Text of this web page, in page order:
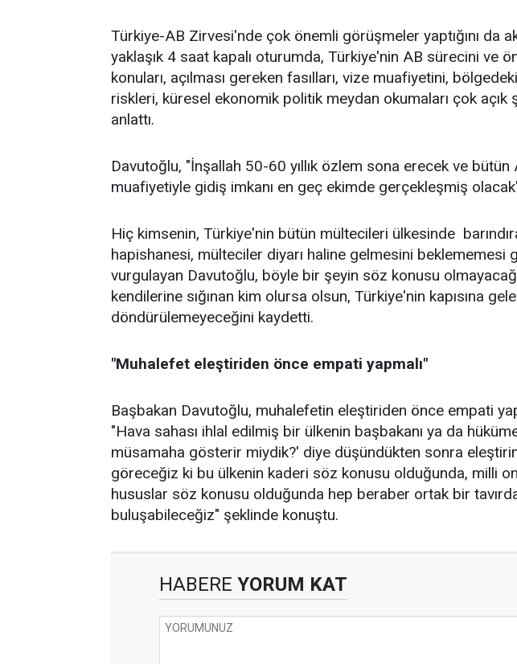
Türkiye-AB Zirvesi'nde çok önemli görüşmeler yaptığını da
yaklaşık 4 saat kapalı oturumda, Türkiye'nin AB sürecini ve
konuları, açılması gereken fasılları, vize muafiyetini,
riskleri, küresel ekonomik politik meydan okumaları çok açık
anlattı.
Davutoğlu, "İnşallah 50-60 yıllık özlem sona erecek ve
muafiyetiyle gidiş imkanı en geç ekimde gerçekleşmiş
Hiç kimsenin, Türkiye'nin bütün mültecileri ülkesinde
hapishanesi, mülteciler diyarı haline gelmesini beklememesi
vurgulayan Davutoğlu, böyle bir şeyin söz konusu
kendilerine sığınan kim olursa olsun, Türkiye'nin kapısına
döndürülemeyeceğini kaydetti.
"Muhalefet eleştiriden önce empati yapmalı"
Başbakan Davutoğlu, muhalefetin eleştiriden önce empati
"Hava sahası ihlal edilmiş bir ülkenin başbakanı ya da
müsamaha gösterir miydik?' diye düşündükten sonra
göreceğiz ki bu ülkenin kaderi söz konusu olduğunda, milli
hususlar söz konusu olduğunda hep beraber ortak bir
buluşabileceğiz" şeklinde konuştu.
HABERE YORUM KAT